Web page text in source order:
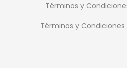
Términos y
Términos y Condiciones